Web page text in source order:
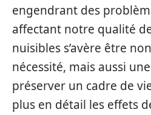
engendrant des
affectant notre qualité
nuisibles s’avère être
nécessité, mais aussi
préserver un cadre de
plus en détail les effets